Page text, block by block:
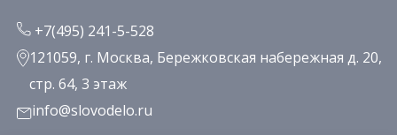
+7(495) 241-5-528
121059, г. Москва, Бережковская набережная д. 20,
стр. 64, 3 этаж
info@slovodelo.ru